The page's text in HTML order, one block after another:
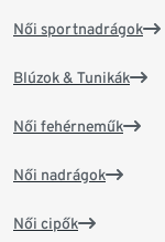
Női sportnadrágok
Blúzok & Tunikák
Női fehérneműk
Női nadrágok
Női cipők